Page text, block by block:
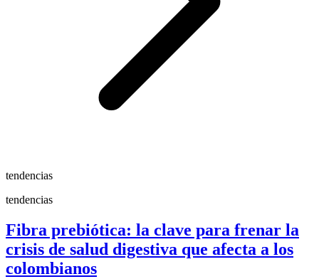
tendencias
tendencias
Fibra prebiótica: la clave para frenar la
crisis de salud digestiva que afecta a los
colombianos